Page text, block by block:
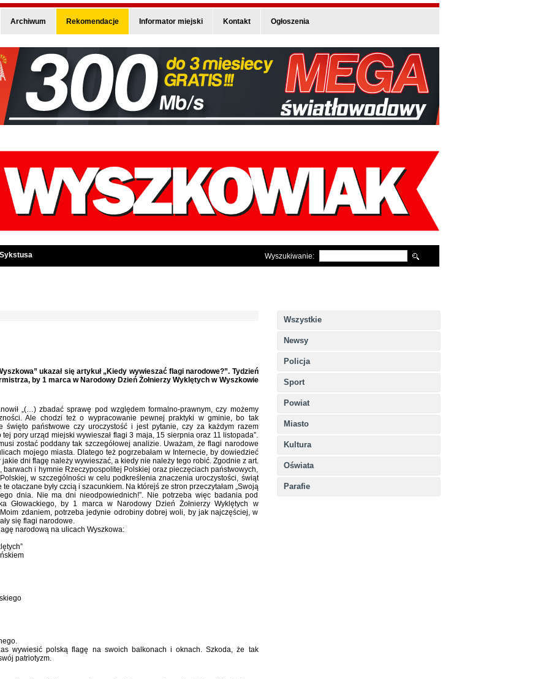
Archiwum Rekomendacje Informator miejski Kontakt Ogłoszenia
Wyszukiwanie:
Wszystkie
Newsy
Policja
Sport
Powiat
Miasto
Kultura
Oświata
Parafie
ukazał się artykuł „Kiedy wywieszać flagi narodowe?”. Tydzień
by 1 marca w Narodowy Dzień Żołnierzy Wyklętych w Wyszkowie
„(…) zbadać sprawę pod względem formalno-prawnym, czy możemy
Ale chodzi też o wypracowanie pewnej praktyki w gminie, bo tak
święto państwowe czy uroczystość i jest pytanie, czy za każdym razem
pory urząd miejski wywieszał flagi 3 maja, 15 sierpnia oraz 11 listopada”.
zostać poddany tak szczegółowej analizie. Uważam, że flagi narodowe
mojego miasta. Dlatego też pogrzebałam w Internecie, by dowiedzieć
dni flagę należy wywieszać, a kiedy nie należy tego robić. Zgodnie z art.
i hymnie Rzeczypospolitej Polskiej oraz pieczęciach państwowych,
w szczególności w celu podkreślenia znaczenia uroczystości, świąt
otaczane były czcią i szacunkiem. Na którejś ze stron przeczytałam „Swoją
dnia. Nie ma dni nieodpowiednich!”. Nie potrzeba więc badania pod
Głowackiego, by 1 marca w Narodowy Dzień Żołnierzy Wyklętych w
zdaniem, potrzeba jedynie odrobiny dobrej woli, by jak najczęściej, w
się flagi narodowe.
narodową na ulicach Wyszkowa:
wywiesić polską flagę na swoich balkonach i oknach. Szkoda, że tak
patriotyzm.